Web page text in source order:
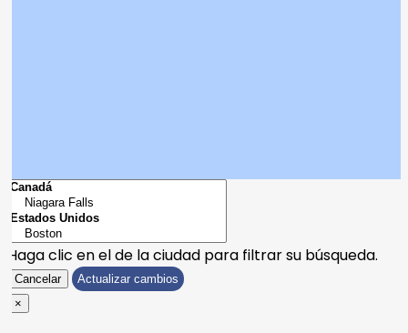
clic en elde la ciudad para filtrar su búsqueda.
Cancelar
Actualizar cambios